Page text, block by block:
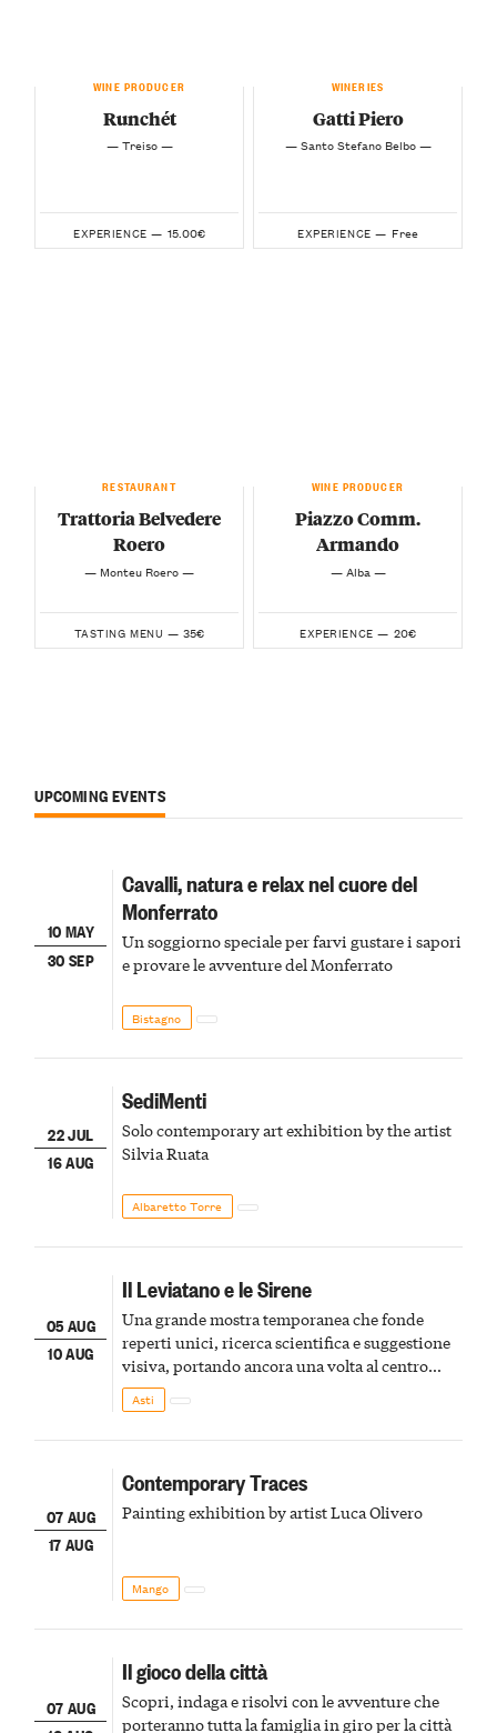
WINE PRODUCER
Runchét
— Treiso —
EXPERIENCE — 15.00€
WINERIES
Gatti Piero
— Santo Stefano Belbo —
EXPERIENCE — Free
RESTAURANT
Trattoria Belvedere
Roero
— Monteu Roero —
TASTING MENU — 35€
WINE PRODUCER
Piazzo Comm.
Armando
— Alba —
EXPERIENCE — 20€
UPCOMING EVENTS
10 MAY
30 SEP
Cavalli, natura e relax nel cuore del
Monferrato
Un soggiorno speciale per farvi gustare i sapori
e provare le avventure del Monferrato
Bistagno
22 JUL
16 AUG
SediMenti
Solo contemporary art exhibition by the artist
Silvia Ruata
Albaretto Torre
05 AUG
10 AUG
Il Leviatano e le Sirene
Una grande mostra temporanea che fonde
reperti unici, ricerca scientifica e suggestione
visiva, portando ancora una volta al centro
della scena le meraviglie del passato astigiano
Asti
07 AUG
17 AUG
Contemporary Traces
Painting exhibition by artist Luca Olivero
Mango
07 AUG
Il gioco della città
Scopri, indaga e risolvi con le avventure che
porteranno tutta la famiglia in giro per la città